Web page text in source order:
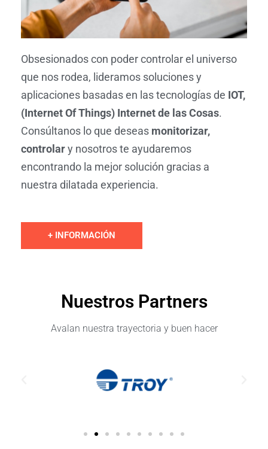
Obsesionados con poder controlar el universo
que nos rodea, lideramos soluciones y
aplicaciones basadas en las tecnologías de IOT,
(Internet Of Things) Internet de las Cosas.
Consúltanos lo que deseas monitorizar,
controlary nosotros te ayudaremos
encontrando la mejor solución gracias a
nuestra dilatada experiencia.
+ INFORMACIÓN
Nuestros Partners
Avalan nuestra trayectoria y buen hacer